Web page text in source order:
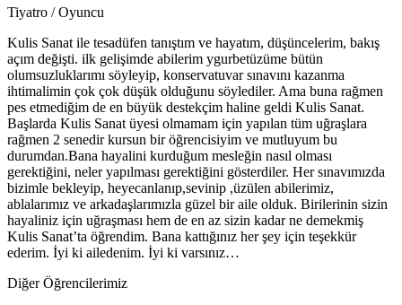
Tiyatro / Oyuncu
Kulis Sanat ile tesadüfen tanıştım ve hayatım, düşüncelerim, bakış
açım değişti. ilk gelişimde abilerim ygurbetüzüme bütün
olumsuzluklarımı söyleyip, konservatuvar sınavını kazanma
ihtimalimin çok çok düşük olduğunu söylediler. Ama buna rağmen
pes etmediğim de en büyük destekçim haline geldi Kulis Sanat.
Başlarda Kulis Sanat üyesi olmamam için yapılan tüm uğraşlara
rağmen 2 senedir kursun bir öğrencisiyim ve mutluyum bu
durumdan.Bana hayalini kurduğum mesleğin nasıl olması
gerektiğini, neler yapılması gerektiğini gösterdiler. Her sınavımızda
bizimle bekleyip, heyecanlanıp,sevinip ,üzülen abilerimiz,
ablalarımız ve arkadaşlarımızla güzel bir aile olduk. Birilerinin sizin
hayaliniz için uğraşması hem de en az sizin kadar ne demekmiş
Kulis Sanat’ta öğrendim. Bana kattığınız her şey için teşekkür
ederim. İyi ki ailedenim. İyi ki varsınız…
Diğer Öğrencilerimiz